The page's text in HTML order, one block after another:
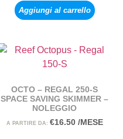
Aggiungi al carrello
OCTO – REGAL 250-S
SPACE SAVING SKIMMER –
NOLEGGIO
A PARTIRE DA: €16.50 /MESE